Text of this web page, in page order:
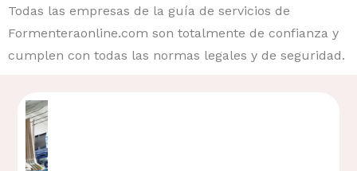
Todas las empresas de la guía de servicios de
Formenteraonline.com son totalmente de confianza y
cumplen con todas las normas legales y de seguridad.